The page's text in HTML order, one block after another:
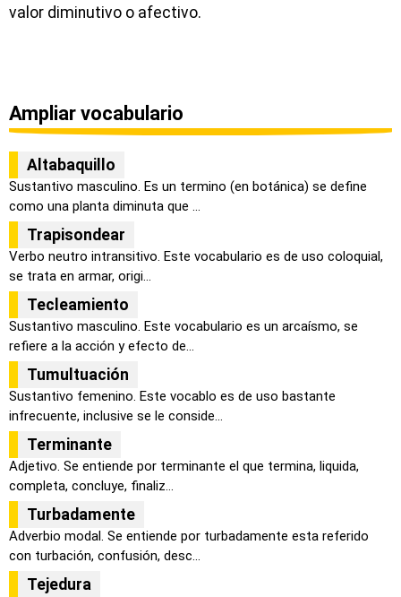
valor diminutivo o afectivo.
Ampliar vocabulario
Altabaquillo
Sustantivo masculino. Es un termino (en botánica) se define
como una planta diminuta que ...
Trapisondear
Verbo neutro intransitivo. Este vocabulario es de uso coloquial,
se trata en armar, origi...
Tecleamiento
Sustantivo masculino. Este vocabulario es un arcaísmo, se
refiere a la acción y efecto de...
Tumultuación
Sustantivo femenino. Este vocablo es de uso bastante
infrecuente, inclusive se le conside...
Terminante
Adjetivo. Se entiende por terminante el que termina, liquida,
completa, concluye, finaliz...
Turbadamente
Adverbio modal. Se entiende por turbadamente esta referido
con turbación, confusión, desc...
Tejedura